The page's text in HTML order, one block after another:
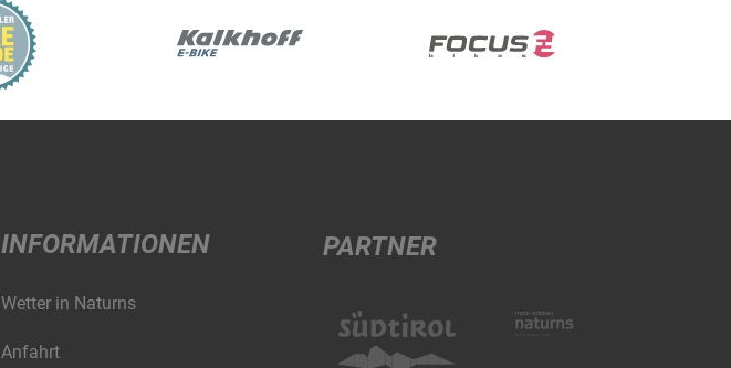
INFORMATIONEN
Wetter in Naturns
Anfahrt
PARTNER